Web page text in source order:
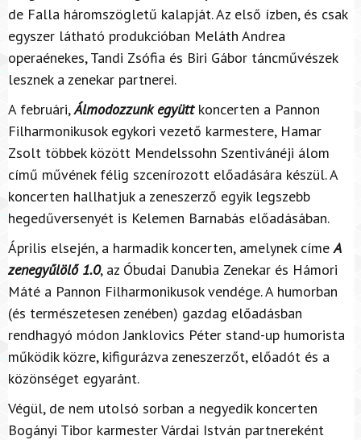
de Falla háromszögletű kalapját. Az első ízben, és csak
egyszer látható produkcióban Meláth Andrea
operaénekes, Tandi Zsófia és Biri Gábor táncművészek
lesznek a zenekar partnerei.
A februári,Álmodozzunk együttkoncerten a Pannon
Filharmonikusok egykori vezető karmestere, Hamar
Zsolt többek között Mendelssohn Szentivánéji álom
című művének félig szcenírozott előadására készül. A
koncerten hallhatjuk a zeneszerző egyik legszebb
hegedűversenyét is Kelemen Barnabás előadásában.
Április elsején, a harmadik koncerten, amelynek címeA
zenegyűlölő 1.0, az Óbudai Danubia Zenekar és Hámori
Máté a Pannon Filharmonikusok vendége. A humorban
(és természetesen zenében) gazdag előadásban
rendhagyó módon Janklovics Péter stand-up humorista
működik közre, kifigurázva zeneszerzőt, előadót és a
közönséget egyaránt.
Végül, de nem utolsó sorban a negyedik koncerten
Bogányi Tibor karmester Várdai István partnereként